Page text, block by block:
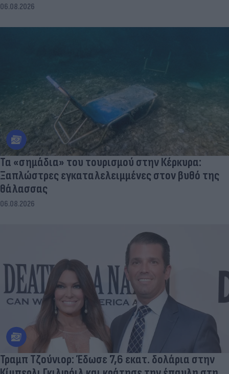
06.08.2026
Τα «σημάδια» του τουρισμού στην Κέρκυρα:
Ξαπλώστρες εγκαταλελειμμένες στον βυθό της
θάλασσας
06.08.2026
Τραμπ Τζούνιορ: Έδωσε 7,6 εκατ. δολάρια στην